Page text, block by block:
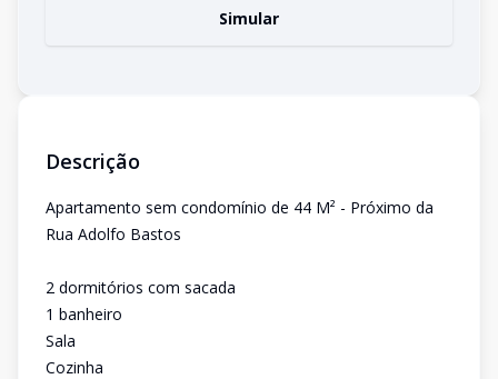
Simular
Descrição
Apartamento sem condomínio de 44 M² - Próximo da
Rua Adolfo Bastos
2 dormitórios com sacada
1 banheiro
Sala
Cozinha